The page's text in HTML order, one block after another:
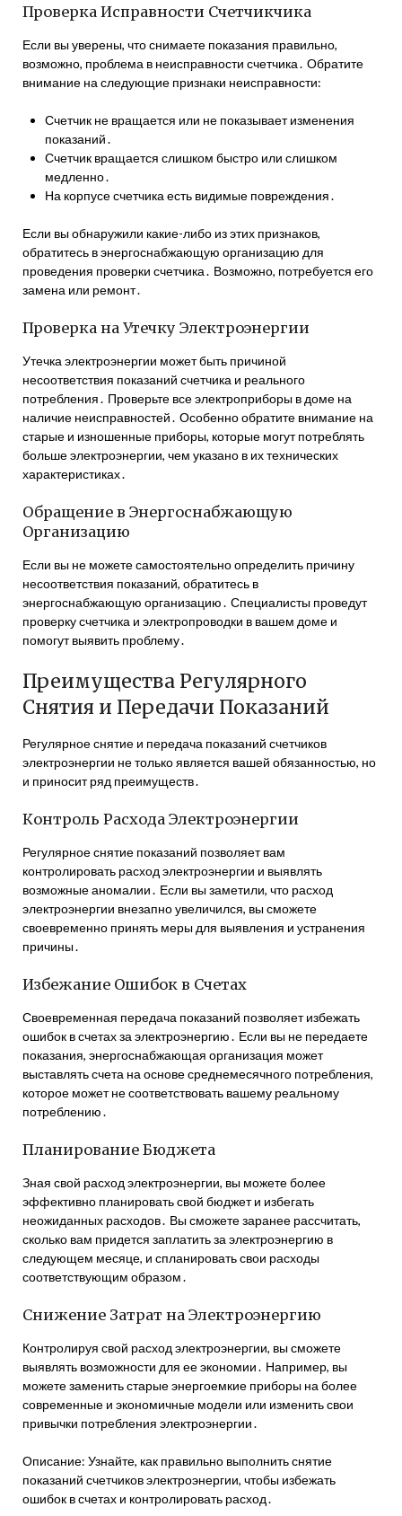
Проверка Исправности Счетчикчика
Если вы уверены, что снимаете показания правильно,
возможно, проблема в неисправности счетчика․ Обратите
внимание на следующие признаки неисправности:
Счетчик не вращается или не показывает изменения
показаний․
Счетчик вращается слишком быстро или слишком
медленно․
На корпусе счетчика есть видимые повреждения․
Если вы обнаружили какие-либо из этих признаков,
обратитесь в энергоснабжающую организацию для
проведения проверки счетчика․ Возможно, потребуется его
замена или ремонт․
Проверка на Утечку Электроэнергии
Утечка электроэнергии может быть причиной
несоответствия показаний счетчика и реального
потребления․ Проверьте все электроприборы в доме на
наличие неисправностей․ Особенно обратите внимание на
старые и изношенные приборы, которые могут потреблять
больше электроэнергии, чем указано в их технических
характеристиках․
Обращение в Энергоснабжающую
Организацию
Если вы не можете самостоятельно определить причину
несоответствия показаний, обратитесь в
энергоснабжающую организацию․ Специалисты проведут
проверку счетчика и электропроводки в вашем доме и
помогут выявить проблему․
Преимущества Регулярного
Снятия и Передачи Показаний
Регулярное снятие и передача показаний счетчиков
электроэнергии не только является вашей обязанностью, но
и приносит ряд преимуществ․
Контроль Расхода Электроэнергии
Регулярное снятие показаний позволяет вам
контролировать расход электроэнергии и выявлять
возможные аномалии․ Если вы заметили, что расход
электроэнергии внезапно увеличился, вы сможете
своевременно принять меры для выявления и устранения
причины․
Избежание Ошибок в Счетах
Своевременная передача показаний позволяет избежать
ошибок в счетах за электроэнергию․ Если вы не передаете
показания, энергоснабжающая организация может
выставлять счета на основе среднемесячного потребления,
которое может не соответствовать вашему реальному
потреблению․
Планирование Бюджета
Зная свой расход электроэнергии, вы можете более
эффективно планировать свой бюджет и избегать
неожиданных расходов․ Вы сможете заранее рассчитать,
сколько вам придется заплатить за электроэнергию в
следующем месяце, и спланировать свои расходы
соответствующим образом․
Снижение Затрат на Электроэнергию
Контролируя свой расход электроэнергии, вы сможете
выявлять возможности для ее экономии․ Например, вы
можете заменить старые энергоемкие приборы на более
современные и экономичные модели или изменить свои
привычки потребления электроэнергии․
Описание: Узнайте, как правильно выполнить снятие
показаний счетчиков электроэнергии, чтобы избежать
ошибок в счетах и контролировать расход․